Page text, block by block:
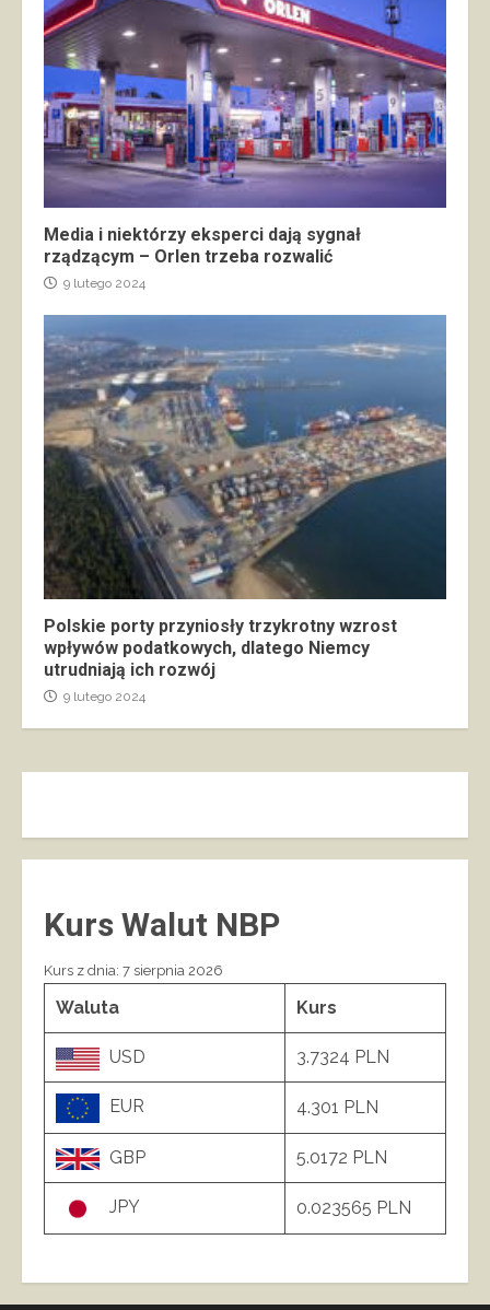
Media i niektórzy eksperci dają sygnał
rządzącym – Orlen trzeba rozwalić
9 lutego 2024
Polskie porty przyniosły trzykrotny wzrost
wpływów podatkowych, dlatego Niemcy
utrudniają ich rozwój
9 lutego 2024
Kurs Walut NBP
Kurs z dnia: 7 sierpnia 2026
Waluta Kurs
USD 3.7324 PLN
EUR 4.301 PLN
GBP 5.0172 PLN
JPY 0.023565 PLN